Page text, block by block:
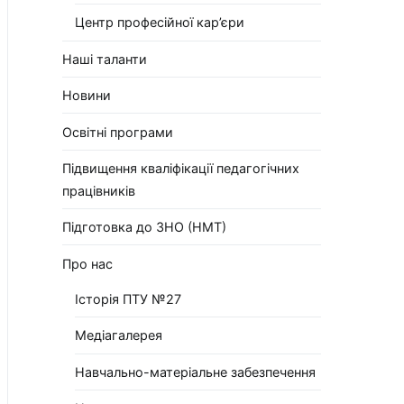
Центр професійної кар’єри
Наші таланти
Новини
Освітні програми
Підвищення кваліфікації педагогічних
працівників
Підготовка до ЗНО (НМТ)
Про нас
Історія ПТУ №27
Медіагалерея
Навчально-матеріальне забезпечення